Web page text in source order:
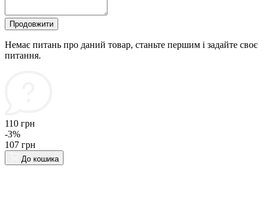
Продовжити
Немає питань про даний товар, станьте першим і задайте своє
питання.
110 грн
-3%
107 грн
До кошика